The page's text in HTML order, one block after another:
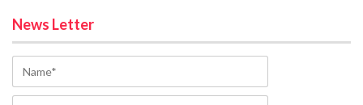
News Letter